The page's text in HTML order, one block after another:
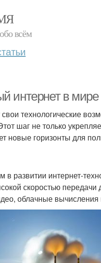
всём
интернет в мире
технологические
шаг не только
новые горизонты для
в развитии интернет-
скоростью
облачные